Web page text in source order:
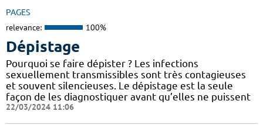
PAGES
relevance: 100%
Dépistage
Pourquoi se faire dépister ? Les infections
sexuellement transmissibles sont très contagieuses
et souvent silencieuses. Le dépistage est la seule
façon de les diagnostiquer avant qu’elles ne puissent
22/03/2024 11:06